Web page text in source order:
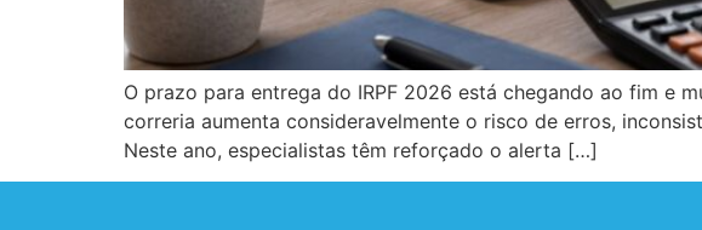
O prazo para entrega do IRPF 2026 está chegando ao fim e
correria aumenta consideravelmente o risco de erros,
Neste ano, especialistas têm reforçado o alerta […]